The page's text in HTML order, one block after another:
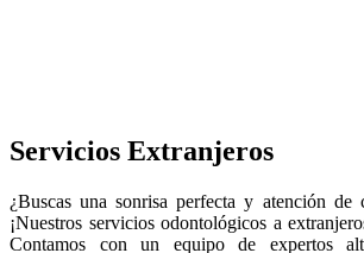
Servicios Extranjeros
¿Buscas una sonrisa perfecta y atención de
¡Nuestros servicios odontológicos a
Contamos con un equipo de expertos